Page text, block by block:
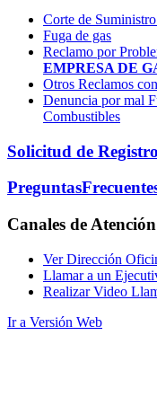
Corte de
Fuga de gas
Reclamo por
EMPRESA DE
Otros Reclamos
Denuncia por mal
Combustibles
Solicitud de
Preguntas
Canales de Atención
Ver Dirección
Llamar a un
Realizar Video
Ir a Versión Web